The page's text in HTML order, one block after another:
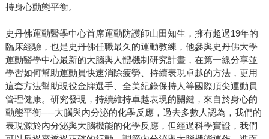
持身心動態平衡。
史丹佛運動醫學中心首席運動防護師山田知生，擁有超過19年的
臨床經驗，也是史丹佛任職最久的運動教練，他參與史丹佛大學
運動醫學中心最新的大腦與人體機制研究計畫，在第一線分享並
學習如何幫助運動員快速消除疲勞、持續表現卓越的方法，更用
這套方法幫助現役金牌選手、全美紀錄保持人等國際頂尖運動員
管理健康。研究發現，持續維持卓越表現的關鍵，來自於身心的
動態平衡──大腦與內分泌的化學反應，過去多數人認為，我們的
表現源於內分泌與大腦機能的化學反應，但經過科學實證，我們